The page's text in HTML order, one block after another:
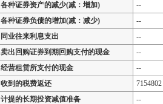
各种证券资产的减少(减：增加)
--
各种证券负债的增加(减：减少)
--
同业往来利息支出
--
卖出回购证券到期回购支付的现金
--
经营租赁所支付的现金
--
收到的税费返还
7154802
计提的长期投资减值准备
--